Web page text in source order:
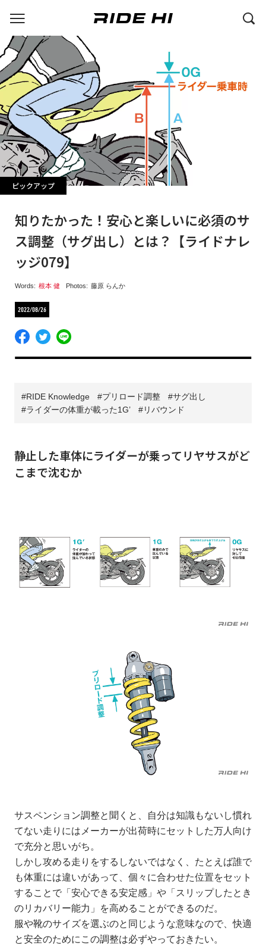
ピックアップ
知りたかった！安心と楽しいに必須のサ
ス調整（サグ出し）とは？【ライドナレ
ッジ079】
Words: 根本 健 Photos: 藤原 らんか
2022/08/26
RIDE Knowledge プリロード調整
サグ出し
ライダーの体重が載った1G’
リバウンド
静止した車体にライダーが乗ってリヤサスがど
こまで沈むか
サスペンション調整と聞くと、自分は知識もないし慣れ
てない走りにはメーカーが出荷時にセットした万人向け
で充分と思いがち。
しかし攻める走りをするしないではなく、たとえば誰で
も体重には違いがあって、個々に合わせた位置をセット
することで「安心できる安定感」や「スリップしたとき
のリカバリー能力」を高めることができるのだ。
服や靴のサイズを選ぶのと同じような意味なので、快適
と安全のためにこの調整は必ずやっておきたい。